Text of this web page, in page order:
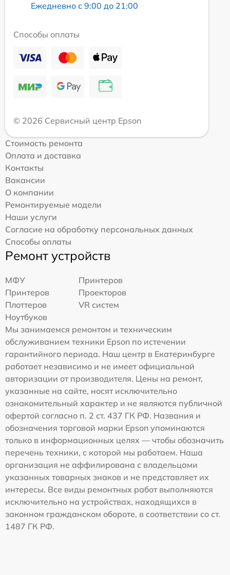
Ежедневно с 9:00 до 21:00
Способы оплаты
© 2026 Сервисный центр Epson
Стоимость ремонта
Оплата и доставка
Контакты
Вакансии
О компании
Ремонтируемые модели
Наши услуги
Согласие на обработку персональных данных
Способы оплаты
Ремонт устройств
МФУ
Принтеров
Принтеров
Проекторов
Плоттеров
VR систем
Ноутбуков
Мы занимаемся ремонтом и техническим
обслуживанием техники Epson по истечении
гарантийного периода. Наш центр в Екатеринбурге
работает независимо и не имеет официальной
авторизации от производителя. Цены на ремонт,
указанные на сайте, носят исключительно
ознакомительный характер и не являются публичной
офертой согласно п. 2 ст. 437 ГК РФ. Названия и
обозначения торговой марки Epson упоминаются
только в информационных целях — чтобы обозначить
перечень техники, с которой мы работаем. Наша
организация не аффилирована с владельцами
указанных товарных знаков и не представляет их
интересы. Все виды ремонтных работ выполняются
исключительно на устройствах, находящихся в
законном гражданском обороте, в соответствии со ст.
1487 ГК РФ.